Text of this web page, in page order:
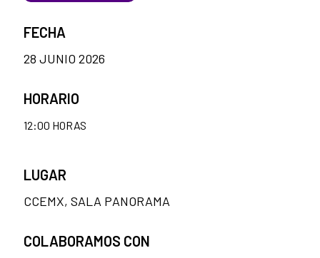
FECHA
28 JUNIO 2026
HORARIO
12:00 HORAS
LUGAR
CCEMX, SALA PANORAMA
COLABORAMOS CON